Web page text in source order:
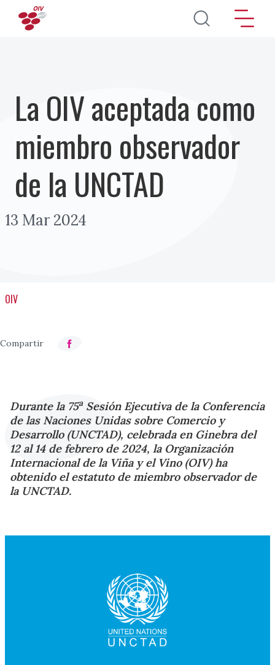
Pasar al contenido principal
La OIV aceptada como
miembro observador
de la UNCTAD
13 Mar 2024
OIV
Durante la 75aSesión Ejecutiva de la Conferencia
de las Naciones Unidas sobre Comercio y
Desarrollo (UNCTAD), celebrada en Ginebra del
12 al 14 de febrero de 2024, la Organización
Internacional de la Viña y el Vino (OIV) ha
obtenido el estatuto de miembro observador de
la UNCTAD.